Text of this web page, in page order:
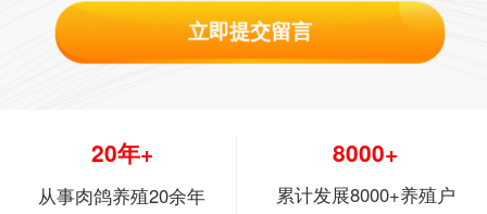
立即提交留言
20年+
从事肉鸽养殖20余年
8000+
累计发展8000+养殖户